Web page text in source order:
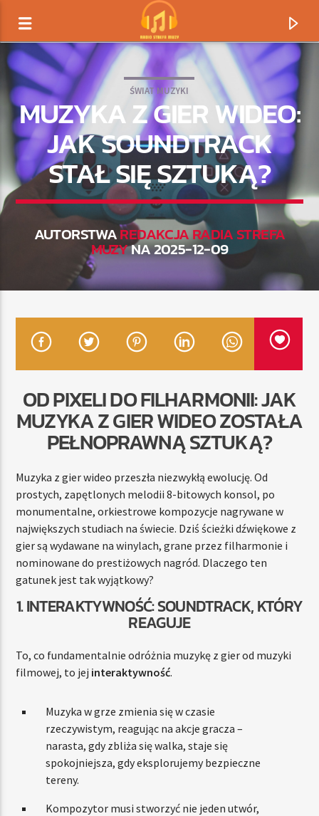
TERAZ GRAMY
TYTUŁ
RADIO STREFA MUZY
11:00 20:00
Radio Strefa Muzy
ŚWIAT MUZYKI
MUZYKA Z GIER WIDEO:
JAK SOUNDTRACK
STAŁ SIĘ SZTUKĄ?
AUTORSTWAREDAKCJA RADIA STREFA
MUZYNA 2025-12-09
OD PIXELI DO FILHARMONII: JAK
MUZYKA Z GIER WIDEO ZOSTAŁA
PEŁNOPRAWNĄ SZTUKĄ?
Muzyka z gier wideo przeszła niezwykłą ewolucję. Od
prostych, zapętlonych melodii 8-bitowych konsol, po
monumentalne, orkiestrowe kompozycje nagrywane w
największych studiach na świecie. Dziś ścieżki dźwiękowe z
gier są wydawane na winylach, grane przez filharmonie i
nominowane do prestiżowych nagród. Dlaczego ten
gatunek jest tak wyjątkowy?
1. INTERAKTYWNOŚĆ: SOUNDTRACK, KTÓRY
REAGUJE
To, co fundamentalnie odróżnia muzykę z gier od muzyki
filmowej, to jej interaktywność.
Muzyka w grze zmienia się w czasie
rzeczywistym, reagując na akcje gracza –
narasta, gdy zbliża się walka, staje się
spokojniejsza, gdy eksplorujemy bezpieczne
tereny.
Kompozytor musi stworzyć nie jeden utwór,